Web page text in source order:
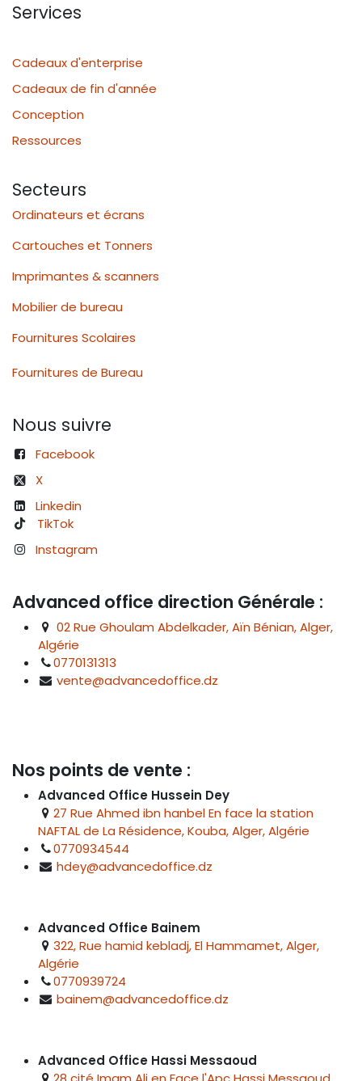
Services
Cadeaux d'enterprise
Cadeaux de fin d'année
Conception
Ressources
Secteurs
Ordinateurs et écrans
Cartouches et Tonners
Imprimantes & scanners
Mobilier de bureau
Fournitures Scolaires
Fournitures de Bureau
Nous suivre
Facebook
X
Linkedin
TikTok
Instagram
Advanced office direction Générale :
02 Rue Ghoulam Abdelkader, Aïn Bénian, Alger,
Algérie
0770131313
vente@advancedoffice.dz
Nos points de vente :
Advanced Office Hussein Dey
27 Rue Ahmed ibn hanbel En face la station
NAFTAL de La Résidence, Kouba, Alger, Algérie
0770934544
hdey@advancedoffice.dz
Advanced Office Bainem
322, Rue hamid kebladj, El Hammamet, Alger,
Algérie
0770939724
bainem@advancedoffice.dz
Advanced Office Hassi Messaoud